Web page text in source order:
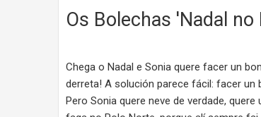
Os Bolechas 'Nadal
Chega o Nadal e Sonia quere facer un
derreta! A solución parece fácil: facer un
Pero Sonia quere neve de verdade,